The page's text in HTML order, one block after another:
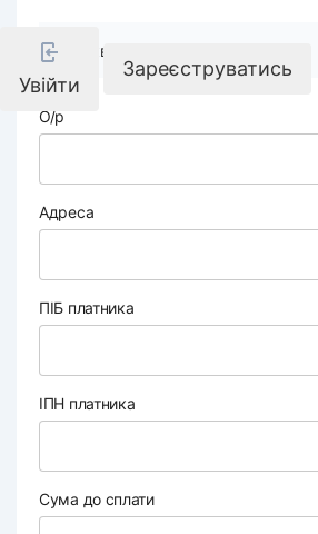
Увійти
Зареєструватись
Реквізити компанії
О/р
Адреса
ПІБ платника
ІПН платника
Сума до сплати